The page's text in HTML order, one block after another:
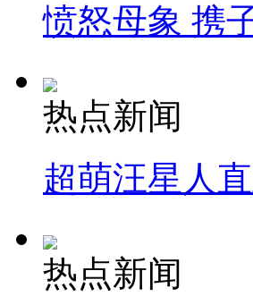
愤怒母象 携
热点新闻
超萌汪星人
热点新闻